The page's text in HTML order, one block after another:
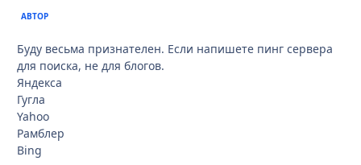
АВТОР
Буду весьма признателен. Если напишете пинг сервера
для поиска, не для блогов.
Яндекса
Гугла
Yahoo
Рамблер
Bing